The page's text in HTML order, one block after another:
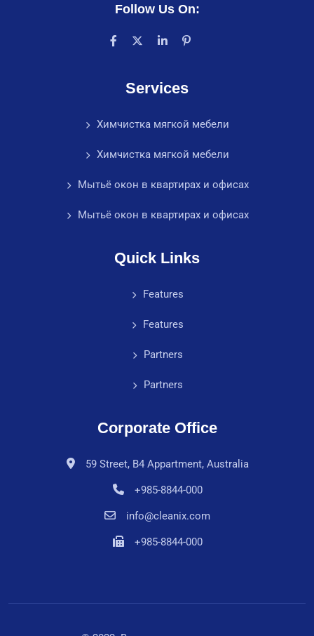
Follow Us On:
Services
Химчистка мягкой мебели
Химчистка мягкой мебели
Мытьё окон в квартирах и офисах
Мытьё окон в квартирах и офисах
Quick Links
Features
Features
Partners
Partners
Corporate Office
59 Street, B4 Appartment, Australia
+985-8844-000
info@cleanix.com
+985-8844-000